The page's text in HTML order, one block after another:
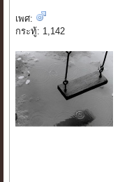
เพศ:
กระทู้: 1,142